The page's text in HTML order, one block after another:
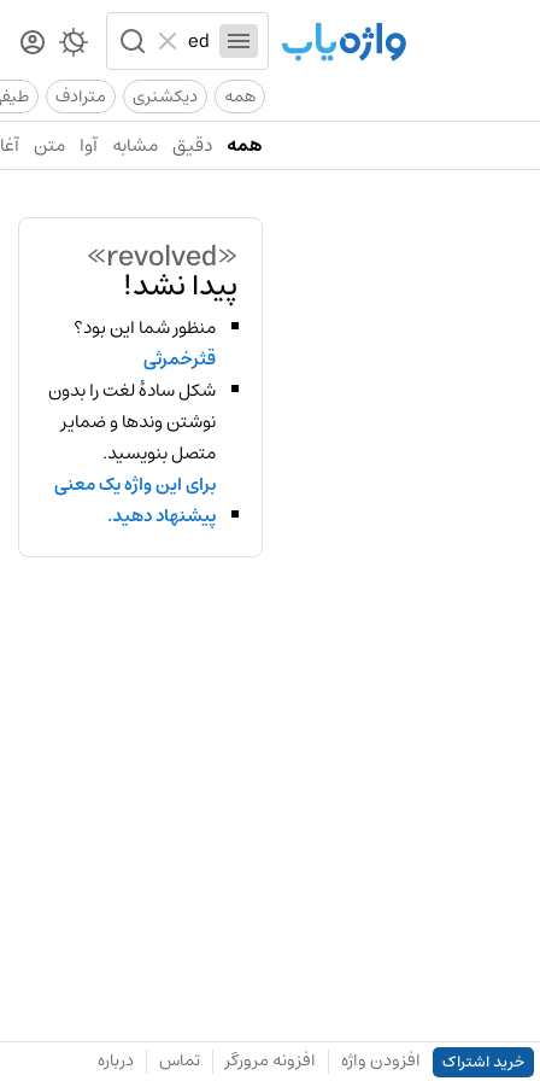
همه دیکشنری مترادف
همه دقیق مشابه آوا متن
«revolved»
پیدا نشد!
منظور شما این بود؟
قثرخمرثی
شکل سادهٔ لغت را بدون
نوشتن وندها و ضمایر
متصل بنویسید.
برای این واژه یک معنی
پیشنهاد دهید.
خرید اشتراک افزودن واژه افزونه مرورگر تماس درباره